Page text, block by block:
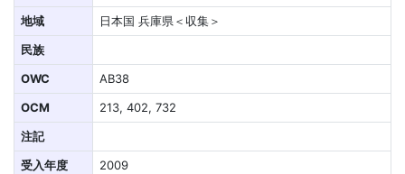
地域
日本国 兵庫県＜収集＞
民族
OWC
AB38
OCM
213, 402, 732
注記
受入年度
2009